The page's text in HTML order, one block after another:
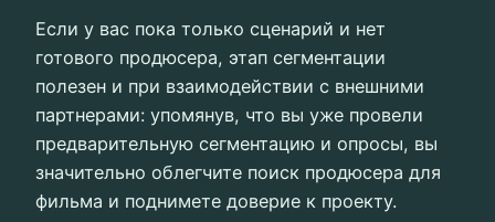
Если у вас пока только сценарий и нет
готового продюсера, этап сегментации
полезен и при взаимодействии с внешними
партнерами: упомянув, что вы уже провели
предварительную сегментацию и опросы, вы
значительно облегчите поиск продюсера для
фильма и поднимете доверие к проекту.